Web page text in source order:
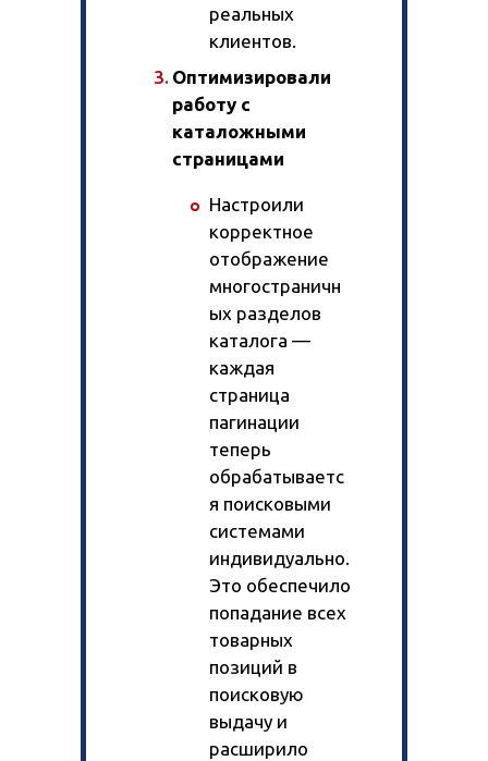
реальных
клиентов.
Оптимизировали
работу с
каталожными
страницами
Настроили
корректное
отображение
многостраничн
ых разделов
каталога —
каждая
страница
пагинации
теперь
обрабатываетс
я поисковыми
системами
индивидуально.
Это обеспечило
попадание всех
товарных
позиций в
поисковую
выдачу и
расширило